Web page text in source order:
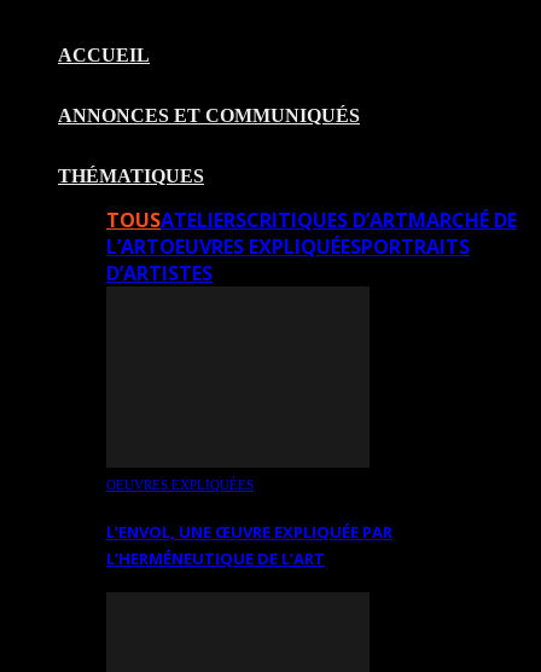
ACCUEIL
ANNONCES ET COMMUNIQUÉS
THÉMATIQUES
TOUSATELIERSCRITIQUES D’ARTMARCHÉ DE
L’ARTOEUVRES EXPLIQUÉESPORTRAITS
D’ARTISTES
OEUVRES EXPLIQUÉES
L’ENVOL, UNE ŒUVRE EXPLIQUÉE PAR
L’HERMÉNEUTIQUE DE L’ART